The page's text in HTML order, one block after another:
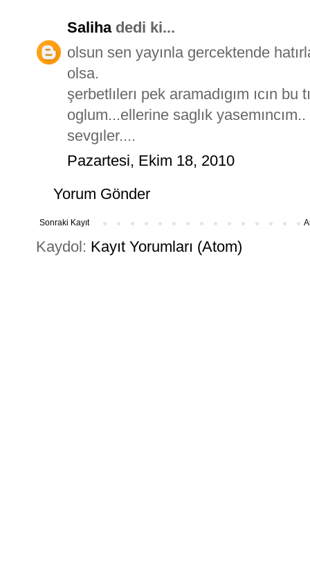
Salihadedi ki...
olsun sen yayınla gercektende
olsa.
şerbetlılerı pek aramadıgım ıcın
oglum...ellerine saglık yasemıncım..
sevgıler....
Pazartesi, Ekim 18, 2010
Yorum Gönder
Sonraki Kayıt
Kaydol: Kayıt Yorumları (Atom)